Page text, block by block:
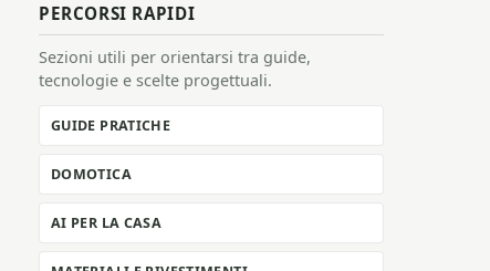
PERCORSI RAPIDI
Sezioni utili per orientarsi tra guide,
tecnologie e scelte progettuali.
GUIDE PRATICHE
DOMOTICA
AI PER LA CASA